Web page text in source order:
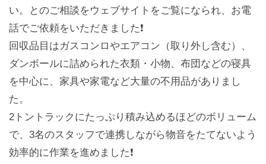
い。とのご相談をウェブサイトをご覧になられ、お電
話でご依頼をいただきました❗️
回収品目はガスコンロやエアコン（取り外し含む）、
ダンボールに詰められた衣類・小物、布団などの寝具
を中心に、家具や家電など大量の不用品がありまし
た。
2トントラックにたっぷり積み込めるほどのボリューム
で、3名のスタッフで連携しながら物音をたてないよう
効率的に作業を進めました❗️